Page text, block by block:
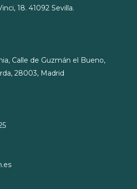
18. 41092 Sevilla.
Calle de Guzmán el Bueno,
28003, Madrid